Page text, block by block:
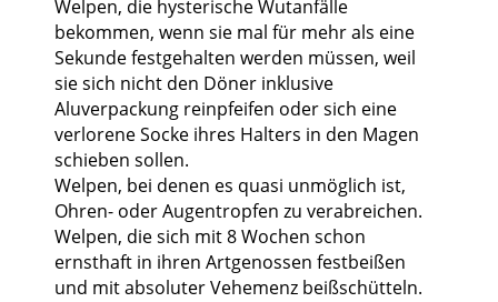
Welpen, die hysterische Wutanfälle
bekommen, wenn sie mal für mehr als eine
Sekunde festgehalten werden müssen, weil
sie sich nicht den Döner inklusive
Aluverpackung reinpfeifen oder sich eine
verlorene Socke ihres Halters in den Magen
schieben sollen.
Welpen, bei denen es quasi unmöglich ist,
Ohren- oder Augentropfen zu verabreichen.
Welpen, die sich mit 8 Wochen schon
ernsthaft in ihren Artgenossen festbeißen
und mit absoluter Vehemenz beißschütteln.